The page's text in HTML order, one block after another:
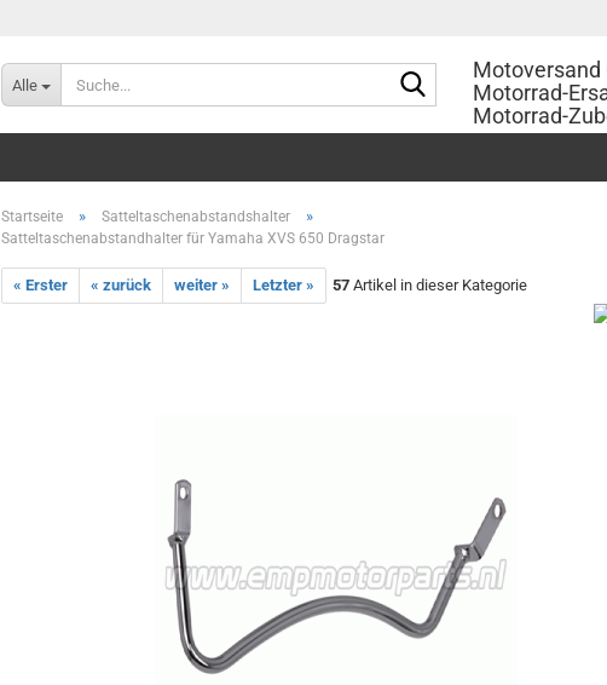
Alle
Suche...Motoversand
Motorrad-
Motorrad-
Startseite » Satteltaschenabstandshalter »
Satteltaschenabstandhalter für Yamaha XVS 650 Dragstar
« Erster « zurück weiter » Letzter » 57Artikel in dieser Kategorie